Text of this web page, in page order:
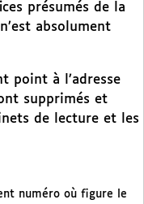
présumés de la
absolument
point à l’adresse
supprimés et
de lecture et les
numéro où figure le